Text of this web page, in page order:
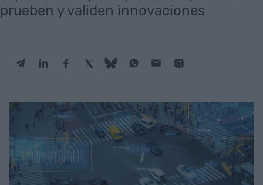
prueben y validen innovaciones